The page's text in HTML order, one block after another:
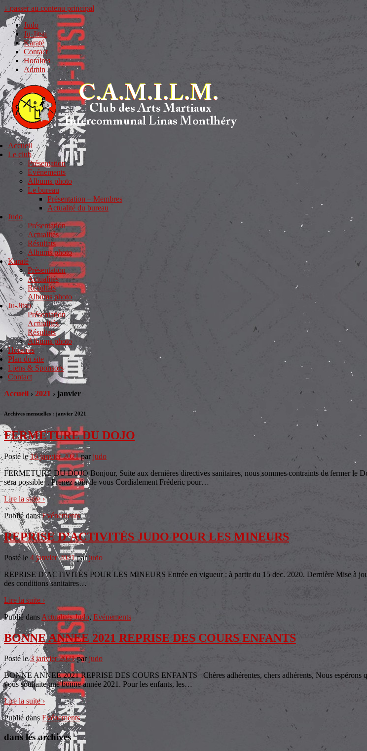
↓ passer au contenu principal
Judo
Ju-Jitsu
Karaté
Contact
Horaires
Admin
Accueil
Le club
Présentation
Evénements
Albums photo
Le bureau
Présentation – Membres
Actualité du bureau
Judo
Présentation
Actualités
Résultats
Albums photo
Karaté
Présentation
Actualités
Résultats
Albums photo
Ju-Jitsu
Présentation
Actualités
Résultats
Albums photo
Horaires
Plan du site
Liens & Sponsors
Contact
Accueil › 2021 › janvier
Archives mensuelles : janvier 2021
FERMETURE DU DOJO
Posté le16 janvier 2021par judo
FERMETURE DU DOJO Bonjour, Suite aux dernières directives sanitaires, nous sommes contraints de fermer le
sera possible . Prenez soin de vous Cordialement Fréderic pour…
Lire la suite ›
Publié dansEvénements
REPRISE D’ACTIVITÉS JUDO POUR LES MINEURS
Posté le 4 janvier 2021parjudo
REPRISE D’ACTIVITÉS POUR LES MINEURS Entrée en vigueur : à partir du 15 dec. 2020. Dernière Mise à
des conditions sanitaires…
Lire la suite ›
Publié dans Actualités Judo, Evénements
BONNE ANNEE 2021 REPRISE DES COURS ENFANTS
Posté le3 janvier 2021par judo
BONNE ANNEE 2021 REPRISE DES COURS ENFANTS Chères adhérentes, chers adhérents, Nous espérons
vous souhaite une bonne année 2021. Pour les enfants, les…
Lire la suite ›
Publié dans Evénements
dans les archives